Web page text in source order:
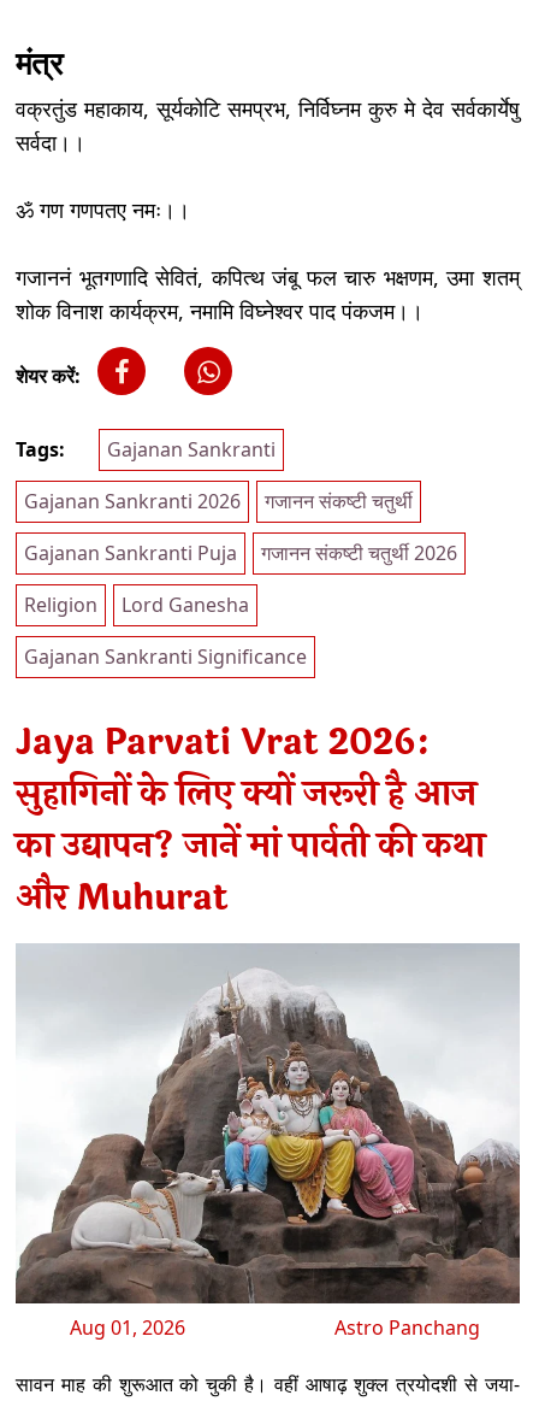
मंत्र
वक्रतुंड महाकाय, सूर्यकोटि समप्रभ, निर्विघ्नम कुरु मे देव सर्वकार्येषु
सर्वदा।।
ॐ गण गणपतए नमः।।
गजाननं भूतगणादि सेवितं, कपित्थ जंबू फल चारु भक्षणम, उमा शतम्
शोक विनाश कार्यक्रम, नमामि विघ्नेश्वर पाद पंकजम।।
शेयर करें:
Tags:
Gajanan Sankranti
Gajanan Sankranti 2026
गजानन संकष्टी चतुर्थी
Gajanan Sankranti Puja
गजानन संकष्टी चतुर्थी 2026
Religion
Lord Ganesha
Gajanan Sankranti Significance
Jaya Parvati Vrat 2026:
सुहागिनों के लिए क्यों जरूरी है आज
का उद्यापन? जानें मां पार्वती की कथा
और Muhurat
Aug 01, 2026 Astro Panchang
सावन माह की शुरूआत को चुकी है। वहीं आषाढ़ शुक्ल त्रयोदशी से जया-